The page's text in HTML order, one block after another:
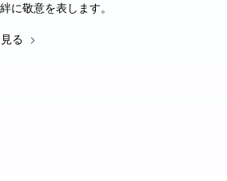
に敬意を表します。
る